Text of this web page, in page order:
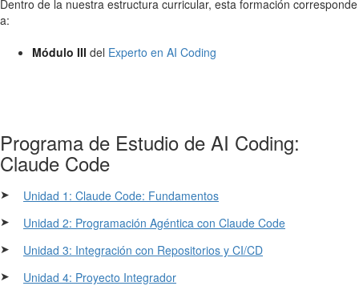
Dentro de la nuestra estructura curricular, esta formación corresponde
a:
Módulo III del Experto en AI Coding
Programa de Estudio de AI Coding:
Claude Code
➤
Unidad 1: Claude Code: Fundamentos
➤
Unidad 2: Programación Agéntica con Claude Code
➤
Unidad 3: Integración con Repositorios y CI/CD
➤
Unidad 4: Proyecto Integrador